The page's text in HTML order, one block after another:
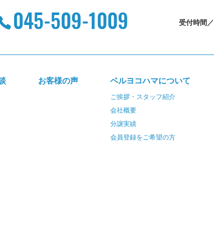
受付時間／
お客様の声 ベルヨコハマについて
ご挨拶・スタッフ紹介
会社概要
分譲実績
会員登録をご希望の方